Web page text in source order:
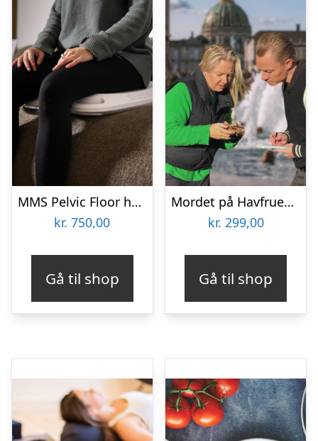
MMS Pelvic Floor hos One Thirty Labs
kr. 750,00
Gå til shop
Mordet på Havfruen med Urban Hunt
kr. 299,00
Gå til shop